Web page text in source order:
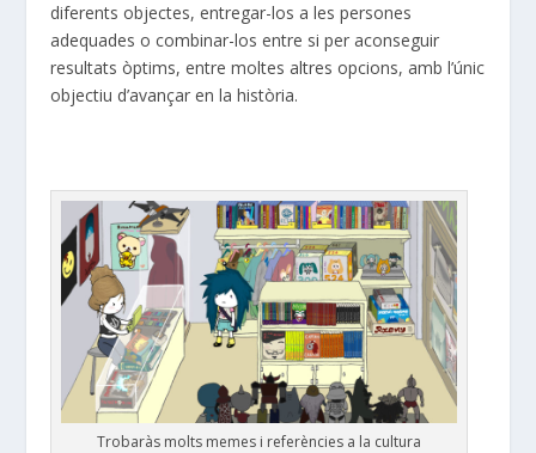
diferents objectes, entregar-los a les persones
adequades o combinar-los entre si per aconseguir
resultats òptims, entre moltes altres opcions, amb l’únic
objectiu d’avançar en la història.
Trobaràs molts memes i referències a la cultura